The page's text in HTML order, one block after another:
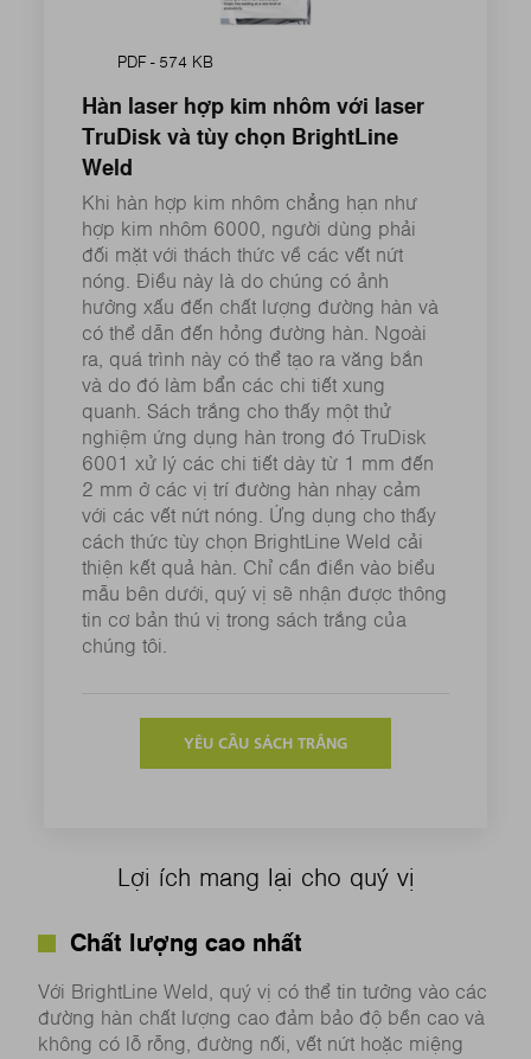
PDF - 574 KB
Hàn laser hợp kim nhôm với laser
TruDisk và tùy chọn BrightLine
Weld
Khi hàn hợp kim nhôm chẳng hạn như
hợp kim nhôm 6000, người dùng phải
đối mặt với thách thức về các vết nứt
nóng. Điều này là do chúng có ảnh
hưởng xấu đến chất lượng đường hàn và
có thể dẫn đến hỏng đường hàn. Ngoài
ra, quá trình này có thể tạo ra văng bắn
và do đó làm bẩn các chi tiết xung
quanh. Sách trắng cho thấy một thử
nghiệm ứng dụng hàn trong đó TruDisk
6001 xử lý các chi tiết dày từ 1 mm đến
2 mm ở các vị trí đường hàn nhạy cảm
với các vết nứt nóng. Ứng dụng cho thấy
cách thức tùy chọn BrightLine Weld cải
thiện kết quả hàn. Chỉ cần điền vào biểu
mẫu bên dưới, quý vị sẽ nhận được thông
tin cơ bản thú vị trong sách trắng của
chúng tôi.
YÊU CẦU SÁCH TRẮNG
Lợi ích mang lại cho quý vị
Chất lượng cao nhất
Với BrightLine Weld, quý vị có thể tin tưởng vào các
đường hàn chất lượng cao đảm bảo độ bền cao và
không có lỗ rỗng, đường nối, vết nứt hoặc miệng